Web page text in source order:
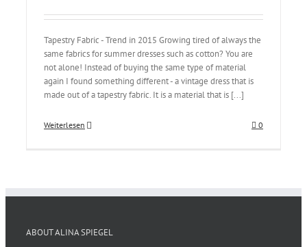
Tapestry Fabric - Trend in 2015 Growing tired of always the
same fabrics for summer dresses such as cotton? You are
not alone! Instead of buying the same type of material
again I found something different - a vintage dress that is
made out of a tapestry fabric. It is a material that is [...]
Weiterlesen 0
ABOUT ALINA SPIEGEL